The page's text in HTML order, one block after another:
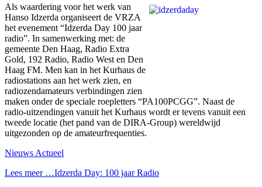
Als waardering voor het werk van
Hanso Idzerda organiseert de VRZA
het evenement “Idzerda Day 100 jaar
radio”. In samenwerking met: de
gemeente Den Haag, Radio Extra
Gold, 192 Radio, Radio West en Den
Haag FM. Men kan in het Kurhaus de
radiostations aan het werk zien, en
radiozendamateurs verbindingen zien
maken onder de speciale roepletters “PA100PCGG”. Naast de
radio-uitzendingen vanuit het Kurhaus wordt er tevens vanuit een
tweede locatie (het pand van de DIRA-Group) wereldwijd
uitgezonden op de amateurfrequenties.
Nieuws Actueel
Lees meer …Idzerda Day: 100 jaar Radio